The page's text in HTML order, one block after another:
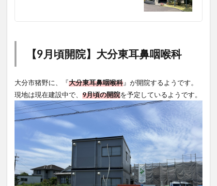
【9月頃開院】大分東耳鼻咽喉科
大分市猪野に、『大分東耳鼻咽喉科』が開院するようです。
現地は現在建設中で、 9月頃の開院を予定しているようです。